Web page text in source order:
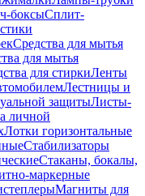
боксыСплит-
Средства для мытья
для мытья
для стиркиЛенты
Лестницы и
защитыЛисты-
личной
Лотки горизонтальные
Стабилизаторы
Стаканы, бокалы,
маркерные
Магниты для